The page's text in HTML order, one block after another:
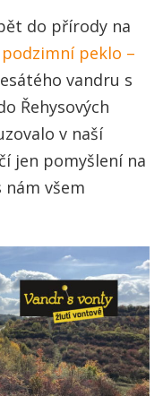
do přírody na
podzimní peklo –
vandru s
Řehysových
v naší
jen pomyšlení na
nám všem